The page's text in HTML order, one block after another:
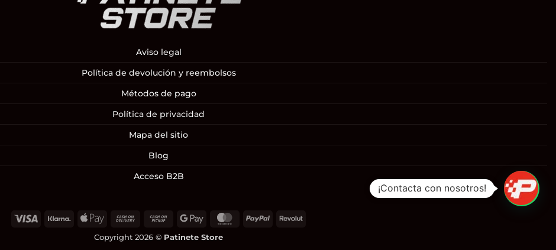
Aviso legal
Política de devolución y reembolsos
Métodos de pago
Política de privacidad
Mapa del sitio
Blog
Acceso B2B
Visa Klarna
Apple
Cash
Delivery
Cash
Pickup
Google
MasterCardPayPal Revolut
Copyright 2026 © Patinete Store
¡Contacta con nosotros!